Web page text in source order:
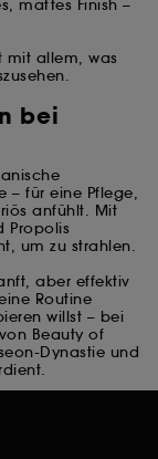
mattes Finish –
mit allem, was
bei
– für eine Pflege,
anfühlt. Mit
Propolis
um zu strahlen.
aber effektiv
Routine
willst – bei
Beauty of
Dynastie und